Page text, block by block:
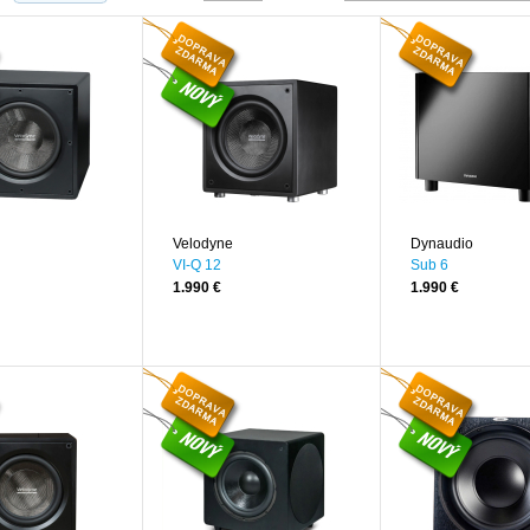
Velodyne
VI-Q 12
1.990 €
Dynaudio
Sub 6
1.990 €